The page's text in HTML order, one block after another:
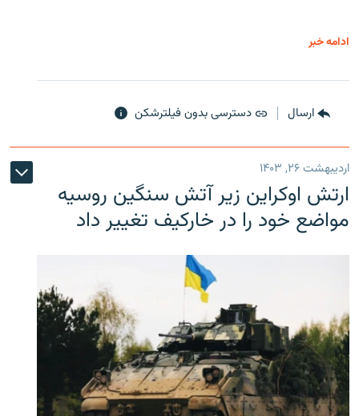
ادامه خبر
ارسال دسترسی بدون فیلترشکن
اردیبهشت ۲۶, ۱۴۰۳
ارتش اوکراین زیر آتش سنگین روسیه
مواضع خود را در خارکیف تغییر داد